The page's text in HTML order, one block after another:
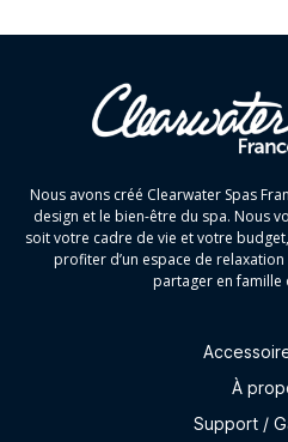
Nous avons créé Clearwater Spas
design et le bien-être du spa. Nous
soit votre cadre de vie et votre
profiter d’un espace de
partager en famille
À
Support /